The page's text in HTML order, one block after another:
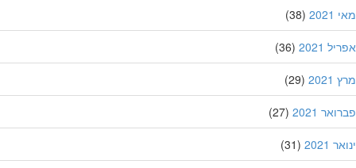
(38)
2021
(36)
(29)
2021
(27)
2021
(31)